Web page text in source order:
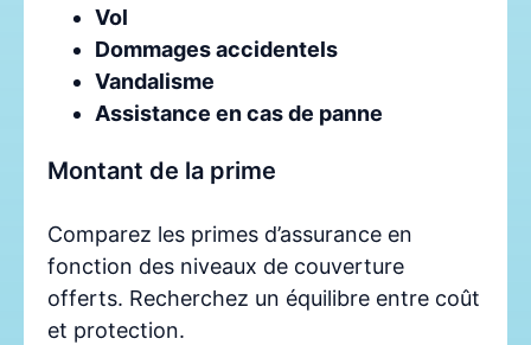
Vol
Dommages accidentels
Vandalisme
Assistance en cas de panne
Montant de la prime
Comparez les primes d’assurance en
fonction des niveaux de couverture
offerts. Recherchez un équilibre entre coût
et protection.